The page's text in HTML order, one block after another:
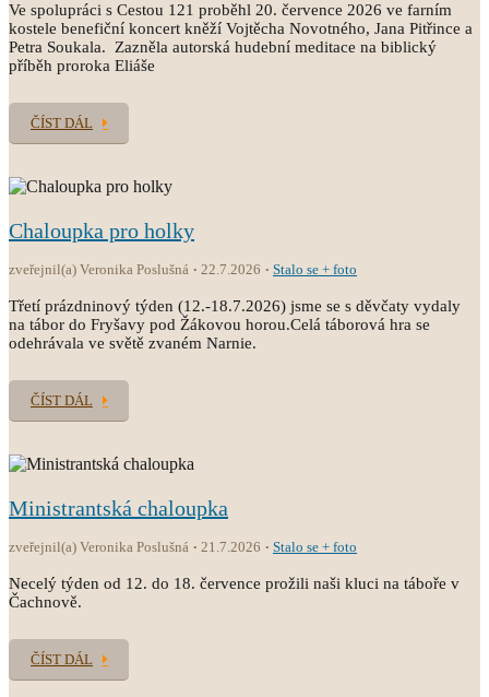
Ve spolupráci s Cestou 121 proběhl 20. července 2026 ve farním
kostele benefiční koncert kněží Vojtěcha Novotného, Jana Pitřince a
Petra Soukala. Zazněla autorská hudební meditace na biblický
příběh proroka Eliáše
ČÍST DÁL
Chaloupka pro holky
zveřejnil(a) Veronika Poslušná 22.7.2026 Stalo se + foto
Třetí prázdninový týden (12.-18.7.2026) jsme se s děvčaty vydaly
na tábor do Fryšavy pod Žákovou horou.Celá táborová hra se
odehrávala ve světě zvaném Narnie.
ČÍST DÁL
Ministrantská chaloupka
zveřejnil(a) Veronika Poslušná 21.7.2026 Stalo se + foto
Necelý týden od 12. do 18. července prožili naši kluci na táboře v
Čachnově.
ČÍST DÁL